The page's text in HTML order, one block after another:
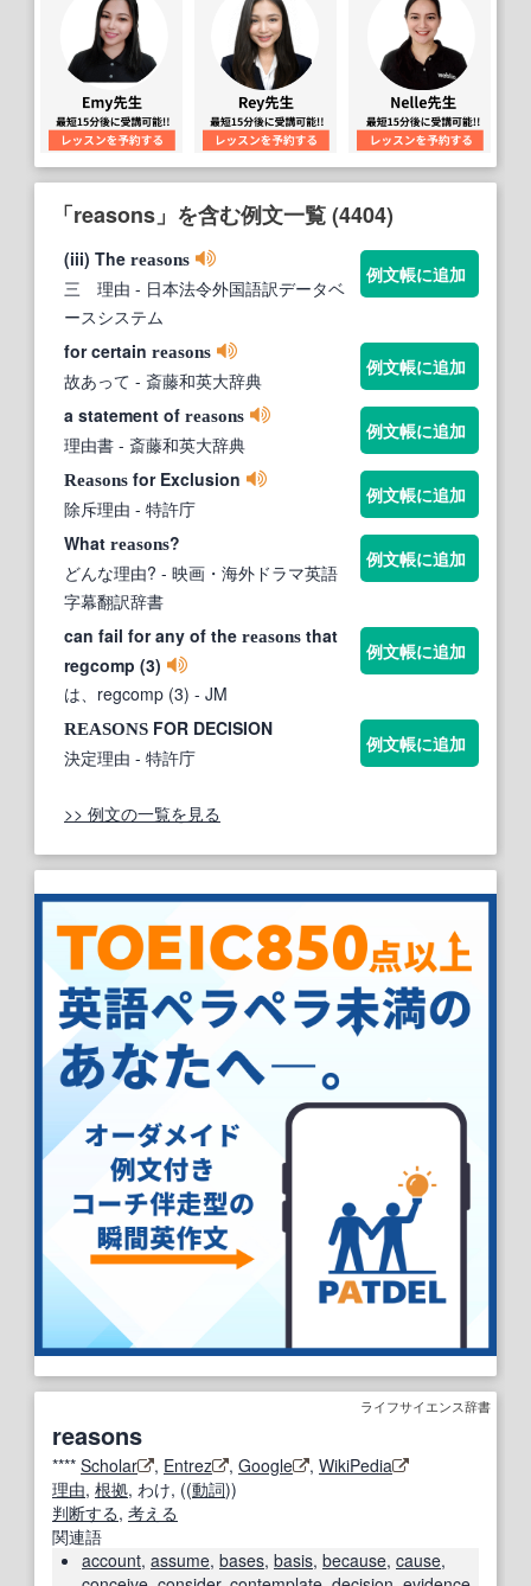
「reasons」を含む例文一覧 (4404)
(iii) The reasons
三 理由 - 日本法令外国語訳データベ
ースシステム
例文帳に追加
for certain reasons
故あって - 斎藤和英大辞典
例文帳に追加
a statement of reasons
理由書 - 斎藤和英大辞典
例文帳に追加
Reasons for Exclusion
除斥理由 - 特許庁
例文帳に追加
What reasons?
どんな理由? - 映画・海外ドラマ英語
字幕翻訳辞書
例文帳に追加
can fail for any of the reasons that
regcomp (3)
は、regcomp (3) - JM
例文帳に追加
REASONS FOR DECISION
決定理由 - 特許庁
例文帳に追加
>> 例文の一覧を見る
ライフサイエンス辞書
reasons
**** Scholar , Entrez , Google , WikiPedia
理由, 根拠, わけ, ((動詞))
判断する, 考える
関連語
account, assume, bases, basis, because, cause,